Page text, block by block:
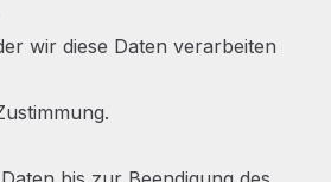
wir diese Daten verarbeiten